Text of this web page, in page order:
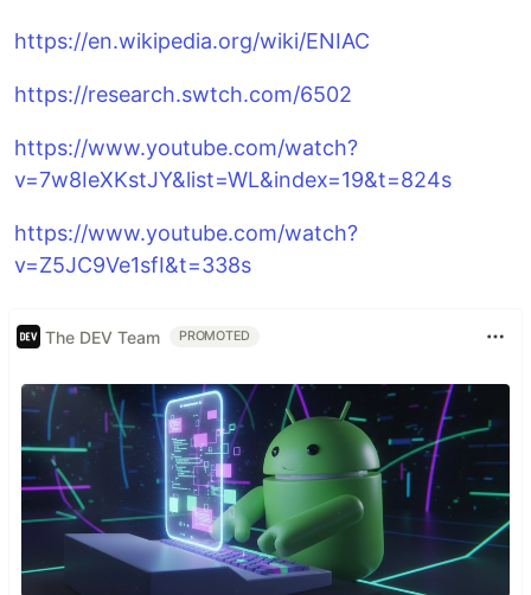
https://en.wikipedia.org/wiki/ENIAC
https://research.swtch.com/6502
https://www.youtube.com/watch?
v=7w8IeXKstJY&list=WL&index=19&t=824s
https://www.youtube.com/watch?
v=Z5JC9Ve1sfI&t=338s
The DEV Team PROMOTED